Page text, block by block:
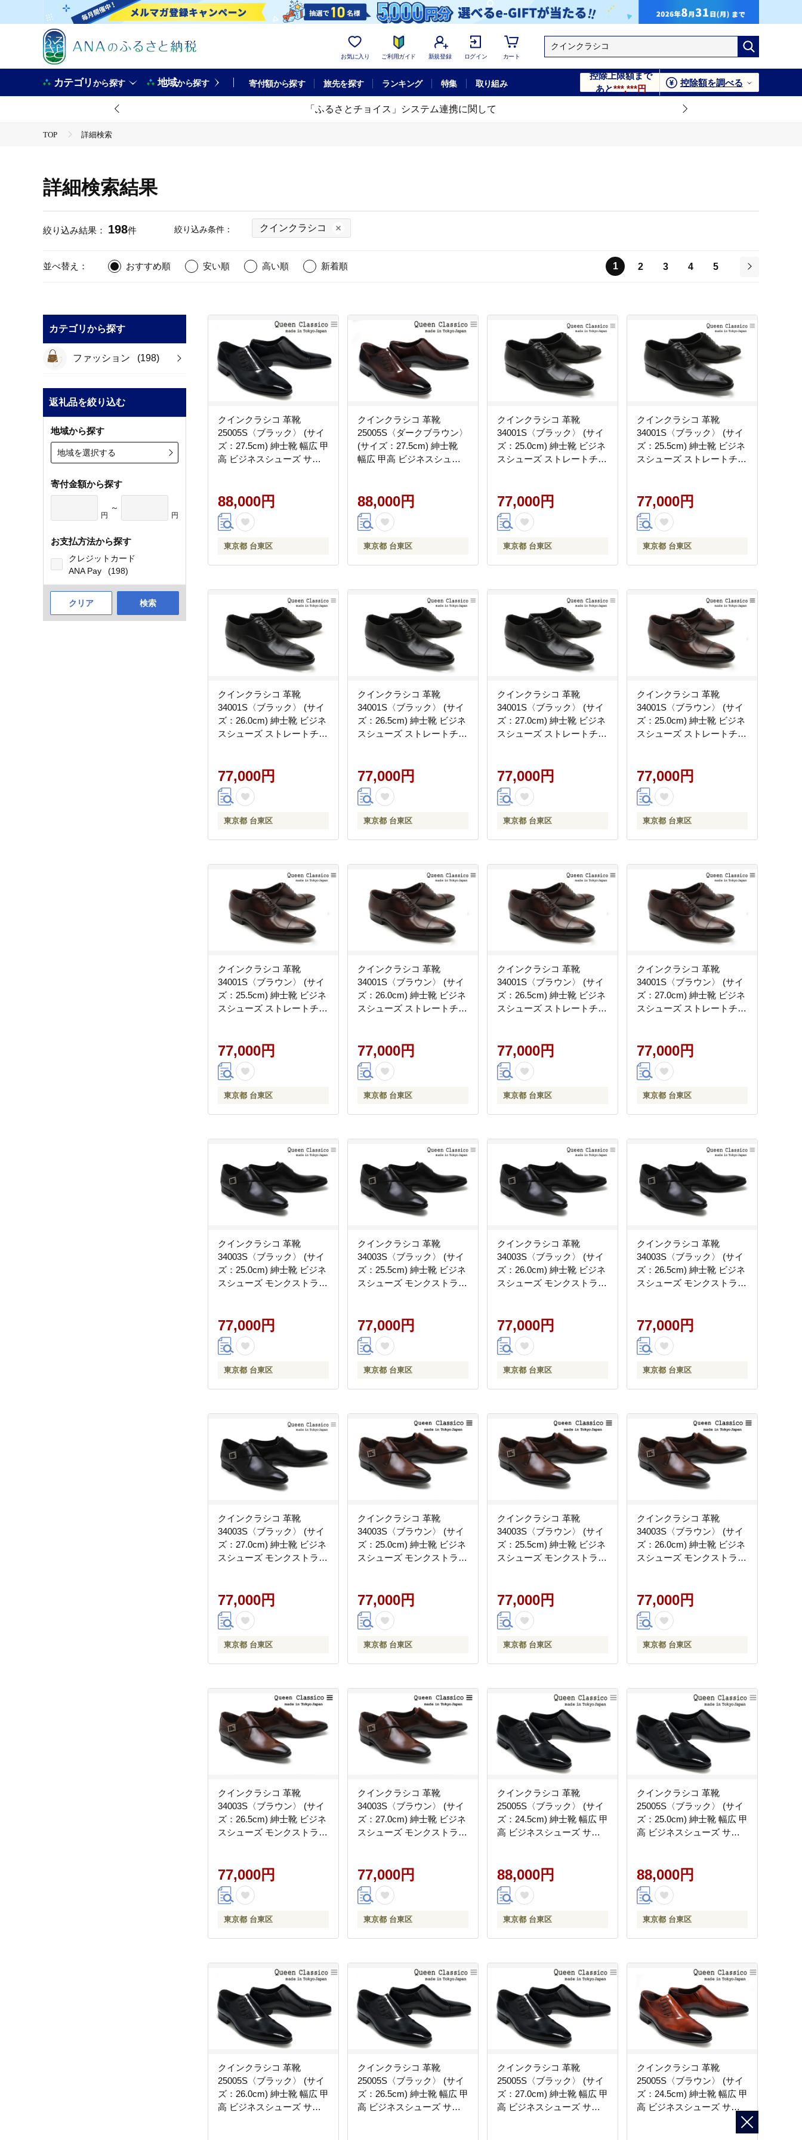
お気に入り ご利用ガイド 新規登録 ログイン カート
カテゴリから探す 地域から探す 寄付額から探す 旅先を探す ランキング 特集 取り組み
控除上限額まで
あと***,***円
控除額を調べる
「ふるさとチョイス」システム連携に関して
TOP 詳細検索
詳細検索結果
絞り込み結果： 198件 絞り込み条件： クインクラシコ
並べ替え： おすすめ順 安い順 高い順 新着順 1 2 3 4
5
カテゴリから探す
ファッション (198)
返礼品を絞り込む
地域から探す
地域を選択する
寄付金額から探す
円
～
円
お支払方法から探す
クレジットカード
ANA Pay
(198)
クリア 検索
クインクラシコ 革靴
25005S〈ブラック〉 (サイ
ズ：27.5cm) 紳士靴 幅広 甲
高 ビジネスシューズ サイ
88,000円
東京都 台東区
クインクラシコ 革靴
25005S〈ダークブラウン〉
(サイズ：27.5cm) 紳士靴
幅広 甲高 ビジネスシュー
88,000円
東京都 台東区
クインクラシコ 革靴
34001S〈ブラック〉 (サイ
ズ：25.0cm) 紳士靴 ビジネ
スシューズ ストレートチッ
77,000円
東京都 台東区
クインクラシコ 革靴
34001S〈ブラック〉 (サイ
ズ：25.5cm) 紳士靴 ビジネ
スシューズ ストレートチッ
77,000円
東京都 台東区
クインクラシコ 革靴
34001S〈ブラック〉 (サイ
ズ：26.0cm) 紳士靴 ビジネ
スシューズ ストレートチッ
77,000円
東京都 台東区
クインクラシコ 革靴
34001S〈ブラック〉 (サイ
ズ：26.5cm) 紳士靴 ビジネ
スシューズ ストレートチッ
77,000円
東京都 台東区
クインクラシコ 革靴
34001S〈ブラック〉 (サイ
ズ：27.0cm) 紳士靴 ビジネ
スシューズ ストレートチッ
77,000円
東京都 台東区
クインクラシコ 革靴
34001S〈ブラウン〉 (サイ
ズ：25.0cm) 紳士靴 ビジネ
スシューズ ストレートチッ
77,000円
東京都 台東区
クインクラシコ 革靴
34001S〈ブラウン〉 (サイ
ズ：25.5cm) 紳士靴 ビジネ
スシューズ ストレートチッ
77,000円
東京都 台東区
クインクラシコ 革靴
34001S〈ブラウン〉 (サイ
ズ：26.0cm) 紳士靴 ビジネ
スシューズ ストレートチッ
77,000円
東京都 台東区
クインクラシコ 革靴
34001S〈ブラウン〉 (サイ
ズ：26.5cm) 紳士靴 ビジネ
スシューズ ストレートチッ
77,000円
東京都 台東区
クインクラシコ 革靴
34001S〈ブラウン〉 (サイ
ズ：27.0cm) 紳士靴 ビジネ
スシューズ ストレートチッ
77,000円
東京都 台東区
クインクラシコ 革靴
34003S〈ブラック〉 (サイ
ズ：25.0cm) 紳士靴 ビジネ
スシューズ モンクストラッ
77,000円
東京都 台東区
クインクラシコ 革靴
34003S〈ブラック〉 (サイ
ズ：25.5cm) 紳士靴 ビジネ
スシューズ モンクストラッ
77,000円
東京都 台東区
クインクラシコ 革靴
34003S〈ブラック〉 (サイ
ズ：26.0cm) 紳士靴 ビジネ
スシューズ モンクストラッ
77,000円
東京都 台東区
クインクラシコ 革靴
34003S〈ブラック〉 (サイ
ズ：26.5cm) 紳士靴 ビジネ
スシューズ モンクストラッ
77,000円
東京都 台東区
クインクラシコ 革靴
34003S〈ブラック〉 (サイ
ズ：27.0cm) 紳士靴 ビジネ
スシューズ モンクストラッ
77,000円
東京都 台東区
クインクラシコ 革靴
34003S〈ブラウン〉 (サイ
ズ：25.0cm) 紳士靴 ビジネ
スシューズ モンクストラッ
77,000円
東京都 台東区
クインクラシコ 革靴
34003S〈ブラウン〉 (サイ
ズ：25.5cm) 紳士靴 ビジネ
スシューズ モンクストラッ
77,000円
東京都 台東区
クインクラシコ 革靴
34003S〈ブラウン〉 (サイ
ズ：26.0cm) 紳士靴 ビジネ
スシューズ モンクストラッ
77,000円
東京都 台東区
クインクラシコ 革靴
34003S〈ブラウン〉 (サイ
ズ：26.5cm) 紳士靴 ビジネ
スシューズ モンクストラッ
77,000円
東京都 台東区
クインクラシコ 革靴
34003S〈ブラウン〉 (サイ
ズ：27.0cm) 紳士靴 ビジネ
スシューズ モンクストラッ
77,000円
東京都 台東区
クインクラシコ 革靴
25005S〈ブラック〉 (サイ
ズ：24.5cm) 紳士靴 幅広 甲
高 ビジネスシューズ サイ
88,000円
東京都 台東区
クインクラシコ 革靴
25005S〈ブラック〉 (サイ
ズ：25.0cm) 紳士靴 幅広 甲
高 ビジネスシューズ サイ
88,000円
東京都 台東区
クインクラシコ 革靴
25005S〈ブラック〉 (サイ
ズ：26.0cm) 紳士靴 幅広 甲
高 ビジネスシューズ サイ
クインクラシコ 革靴
25005S〈ブラック〉 (サイ
ズ：26.5cm) 紳士靴 幅広 甲
高 ビジネスシューズ サイ
クインクラシコ 革靴
25005S〈ブラック〉 (サイ
ズ：27.0cm) 紳士靴 幅広 甲
高 ビジネスシューズ サイ
クインクラシコ 革靴
25005S〈ブラウン〉 (サイ
ズ：24.5cm) 紳士靴 幅広 甲
高 ビジネスシューズ サイ